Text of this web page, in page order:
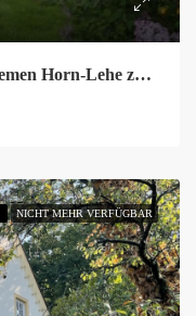
Schöne 2 Zimmer-Wohnung in Bremen Horn-Lehe zu vermieten!
NICHT MEHR VERFÜGBAR